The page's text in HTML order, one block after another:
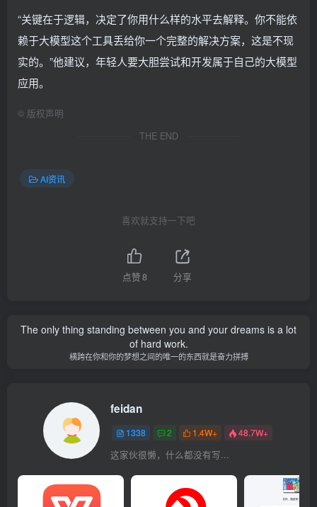
“关键在于逻辑，决定了你用什么样的水平去解释。你不能依
赖于大模型这个工具丢给你一个完整的解决方案，这是不现
实的。”他建议，年轻人要大胆尝试和开发属于自己的大模型
应用。
© 版权声明
THE END
AI资讯
喜欢就支持一下吧
点赞8 分享
The only thing standing between you and your dreams is a lot
of hard work.
横跨在你和你的梦想之间的唯一的东西就是奋力拼搏
feidan
1338 2 1.4W+ 48.7W+
这家伙很懒，什么都没有写...